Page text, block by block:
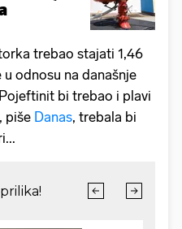
trebao stajati 1,46
odnosu na današnje
bi trebao i plavi
piše Danas, trebala bi